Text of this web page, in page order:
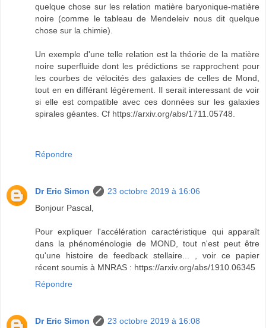
quelque chose sur les relation matière baryonique-matière
noire (comme le tableau de Mendeleiv nous dit quelque
chose sur la chimie).
Un exemple d'une telle relation est la théorie de la matière
noire superfluide dont les prédictions se rapprochent pour
les courbes de vélocités des galaxies de celles de Mond,
tout en en différant légèrement. Il serait interessant de voir
si elle est compatible avec ces données sur les galaxies
spirales géantes. Cf https://arxiv.org/abs/1711.05748.
Répondre
Dr Eric Simon
23 octobre 2019 à 16:06
Bonjour Pascal,
Pour expliquer l'accélération caractéristique qui apparaît
dans la phénoménologie de MOND, tout n'est peut être
qu'une histoire de feedback stellaire... , voir ce papier
récent soumis à MNRAS : https://arxiv.org/abs/1910.06345
Répondre
Dr Eric Simon
23 octobre 2019 à 16:08